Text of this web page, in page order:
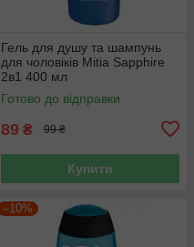
Гель для душу та шампунь
для чоловіків Mitia Sapphire
2в1 400 мл
Готово до відправки
89 ₴ 99 ₴
Купити
–10%